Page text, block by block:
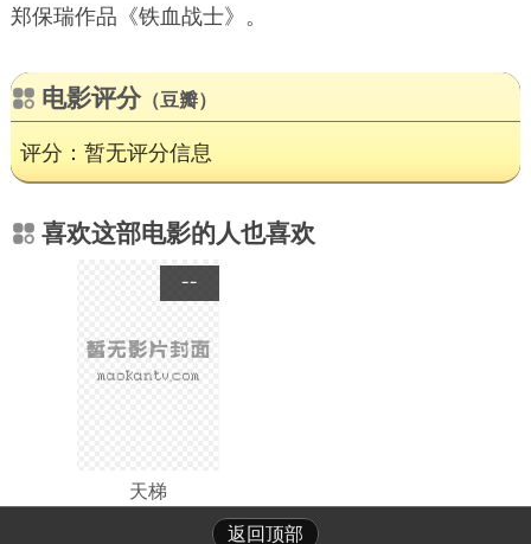
郑保瑞作品《铁血战士》。
电影评分（豆瓣）
评分：暂无评分信息
喜欢这部电影的人也喜欢
--
天梯
返回顶部